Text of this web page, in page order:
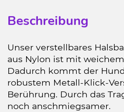
Beschreibung
Unser verstellbares
aus Nylon ist mit
Dadurch kommt der
robustem Metall-Klick-
Berührung. Durch das
noch anschmiegsamer.